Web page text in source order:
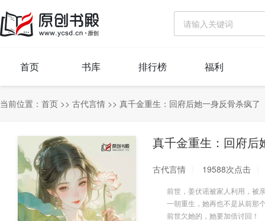
首页 书库 排行榜 福利
当前位置： 首页 >> 古代言情 >> 真千金重生：回府后她一身反骨杀疯了
真千金重生：回府后
古代言情 19588次点击
前世，姜伏谣被家人利用，被
一朝重生，她再也不是从前那
前世欠她的，她要加倍讨回！